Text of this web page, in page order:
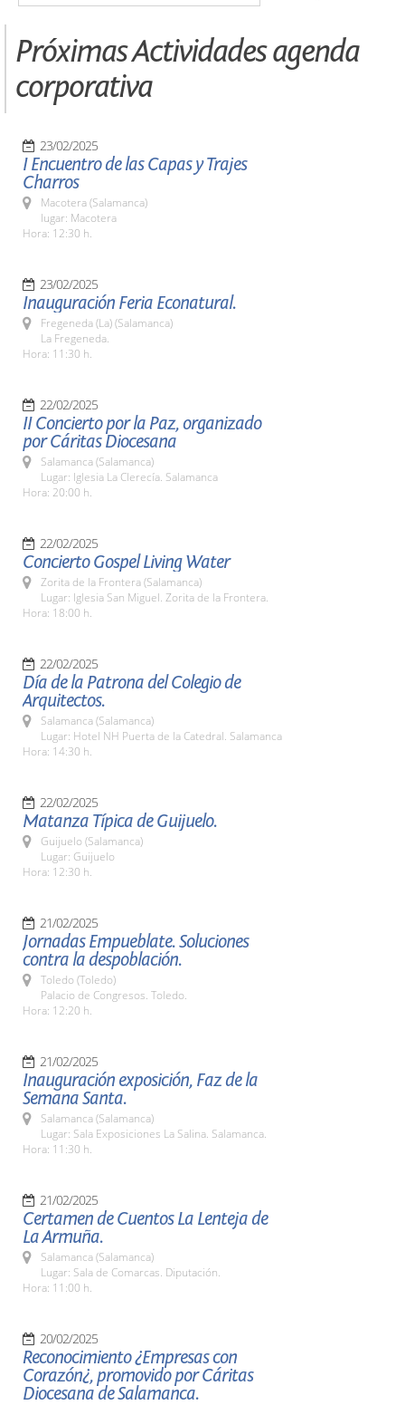
Próximas Actividades agenda
corporativa
23/02/2025
I Encuentro de las Capas y Trajes
Charros
Macotera (Salamanca)
lugar: Macotera
Hora: 12:30 h.
23/02/2025
Inauguración Feria Econatural.
Fregeneda (La) (Salamanca)
La Fregeneda.
Hora: 11:30 h.
22/02/2025
II Concierto por la Paz, organizado
por Cáritas Diocesana
Salamanca (Salamanca)
Lugar: Iglesia La Clerecía. Salamanca
Hora: 20:00 h.
22/02/2025
Concierto Gospel Living Water
Zorita de la Frontera (Salamanca)
Lugar: Iglesia San Miguel. Zorita de la Frontera.
Hora: 18:00 h.
22/02/2025
Día de la Patrona del Colegio de
Arquitectos.
Salamanca (Salamanca)
Lugar: Hotel NH Puerta de la Catedral. Salamanca
Hora: 14:30 h.
22/02/2025
Matanza Típica de Guijuelo.
Guijuelo (Salamanca)
Lugar: Guijuelo
Hora: 12:30 h.
21/02/2025
Jornadas Empueblate. Soluciones
contra la despoblación.
Toledo (Toledo)
Palacio de Congresos. Toledo.
Hora: 12:20 h.
21/02/2025
Inauguración exposición, Faz de la
Semana Santa.
Salamanca (Salamanca)
Lugar: Sala Exposiciones La Salina. Salamanca.
Hora: 11:30 h.
21/02/2025
Certamen de Cuentos La Lenteja de
La Armuña.
Salamanca (Salamanca)
Lugar: Sala de Comarcas. Diputación.
Hora: 11:00 h.
20/02/2025
Reconocimiento ¿Empresas con
Corazón¿, promovido por Cáritas
Diocesana de Salamanca.